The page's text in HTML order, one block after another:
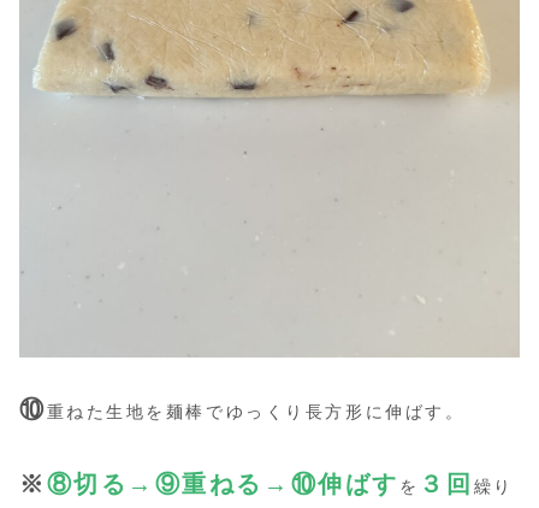
⑩重ねた生地を麺棒でゆっくり長方形に伸ばす。
※ ⑧切る→⑨重ねる→⑩伸ばす を ３回 繰り